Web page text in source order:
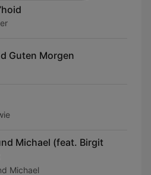
Guten Morgen
Michael (feat. Birgit
Michael